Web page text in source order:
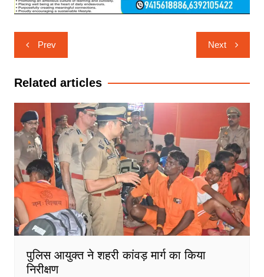
Post
navigation
Prev Next
Related articles
पुलिस आयुक्त ने शहरी कांवड़ मार्ग का किया
निरीक्षण